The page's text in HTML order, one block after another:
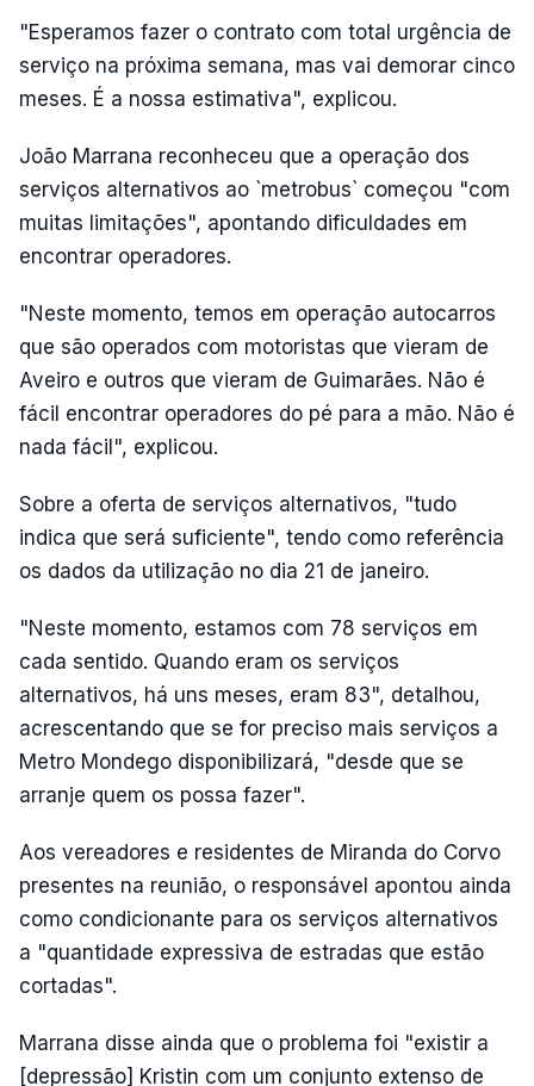
"Esperamos fazer o contrato com total urgência de
serviço na próxima semana, mas vai demorar cinco
meses. É a nossa estimativa", explicou.
João Marrana reconheceu que a operação dos
serviços alternativos ao `metrobus` começou "com
muitas limitações", apontando dificuldades em
encontrar operadores.
"Neste momento, temos em operação autocarros
que são operados com motoristas que vieram de
Aveiro e outros que vieram de Guimarães. Não é
fácil encontrar operadores do pé para a mão. Não é
nada fácil", explicou.
Sobre a oferta de serviços alternativos, "tudo
indica que será suficiente", tendo como referência
os dados da utilização no dia 21 de janeiro.
"Neste momento, estamos com 78 serviços em
cada sentido. Quando eram os serviços
alternativos, há uns meses, eram 83", detalhou,
acrescentando que se for preciso mais serviços a
Metro Mondego disponibilizará, "desde que se
arranje quem os possa fazer".
Aos vereadores e residentes de Miranda do Corvo
presentes na reunião, o responsável apontou ainda
como condicionante para os serviços alternativos
a "quantidade expressiva de estradas que estão
cortadas".
Marrana disse ainda que o problema foi "existir a
[depressão] Kristin com um conjunto extenso de